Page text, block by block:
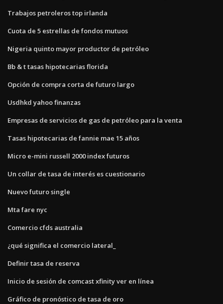
Trabajos petroleros top irlanda
Cuota de 5 estrellas de fondos mutuos
Nigeria quinto mayor productor de petróleo
Bb & t tasas hipotecarias florida
Opción de compra corta de futuro largo
Usdhkd yahoo finanzas
Empresas de servicios de gas de petróleo para la venta
Tasas hipotecarias de fannie mae 15 años
Micro e-mini russell 2000 index futuros
Un collar de tasa de interés es cuestionario
Nuevo futuro single
Mta fare nyc
Comercio cfds australia
¿qué significa el comercio lateral_
Definir tasa de reserva
Inicio de sesión de comcast xfinity ver en línea
Gráfico de pronóstico de tasa de oro